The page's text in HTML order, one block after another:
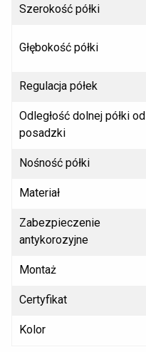
Szerokość półki
Głębokość półki
Regulacja półek
Odległość dolnej półki od
posadzki
Nośność półki
Materiał
Zabezpieczenie
antykorozyjne
Montaż
Certyfikat
Kolor